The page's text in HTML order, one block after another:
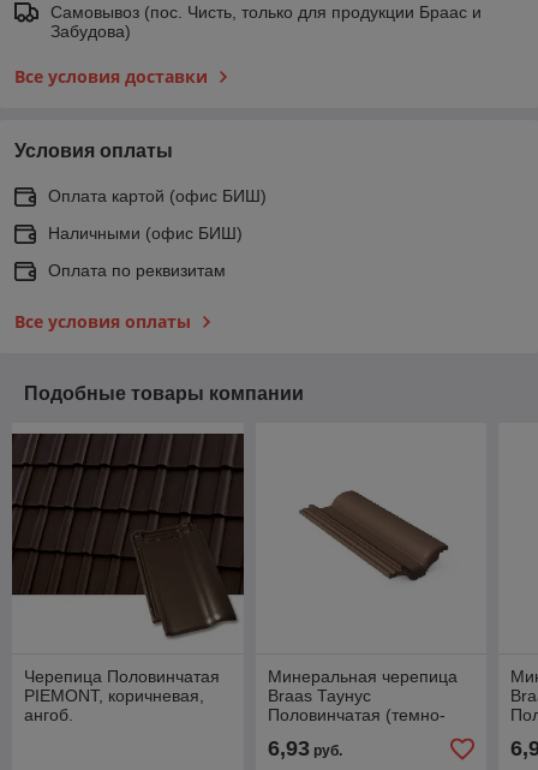
Самовывоз (пос. Чисть, только для продукции Браас и
Забудова)
Все условия доставки
Условия оплаты
Оплата картой (офис БИШ)
Наличными (офис БИШ)
Оплата по реквизитам
Все условия оплаты
Подобные товары компании
Черепица Половинчатая
PIEMONT, коричневая,
ангоб.
Минеральная черепица
Braas Таунус
Половинчатая (темно-
6,93руб.